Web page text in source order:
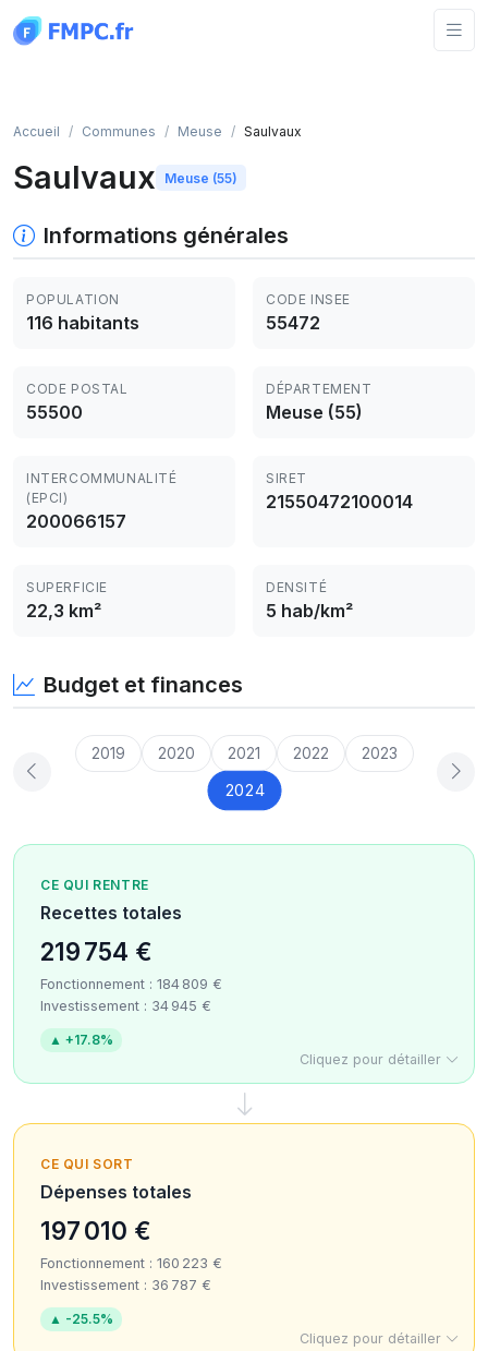
Accueil Communes Meuse Saulvaux
Saulvaux Meuse (55)
Informations générales
POPULATION
116 habitants
CODE INSEE
55472
CODE POSTAL
55500
DÉPARTEMENT
Meuse (55)
INTERCOMMUNALITÉ
(EPCI)
200066157
SIRET
21550472100014
SUPERFICIE
22,3 km²
DENSITÉ
5 hab/km²
Budget et finances
2019 2020 2021 2022 2023
2024
CE QUI RENTRE
Recettes totales
219 754 €
Fonctionnement : 184 809 €
Investissement : 34 945 €
▲ +17.8%
Cliquez pour détailler
CE QUI SORT
Dépenses totales
197 010 €
Fonctionnement : 160 223 €
Investissement : 36 787 €
▲ -25.5%
Cliquez pour détailler
Panneau de gestion des cookies